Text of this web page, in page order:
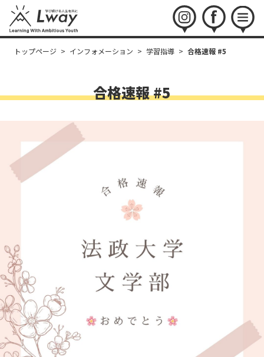
instagramfacebookmenu
トップページ > インフォメーション > 学習指導 > 合格速報 #5
合格速報 #5